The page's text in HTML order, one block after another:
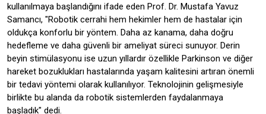
kullanılmaya başlandığını ifade eden Prof. Dr. Mustafa Yavuz
Samancı, "Robotik cerrahi hem hekimler hem de hastalar için
oldukça konforlu bir yöntem. Daha az kanama, daha doğru
hedefleme ve daha güvenli bir ameliyat süreci sunuyor. Derin
beyin stimülasyonu ise uzun yıllardır özellikle Parkinson ve diğer
hareket bozuklukları hastalarında yaşam kalitesini artıran önemli
bir tedavi yöntemi olarak kullanılıyor. Teknolojinin gelişmesiyle
birlikte bu alanda da robotik sistemlerden faydalanmaya
başladık" dedi.